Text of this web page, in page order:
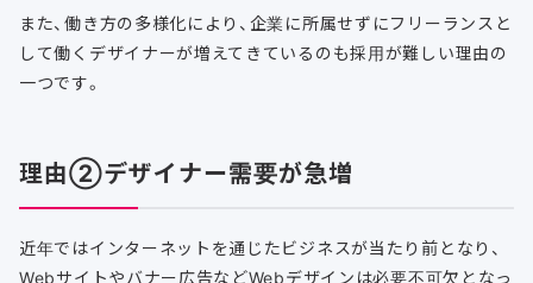
また、働き方の多様化により、企業に所属せずにフリーランスと
して働くデザイナーが増えてきているのも採用が難しい理由の
一つです。
理由②デザイナー需要が急増
近年ではインターネットを通じたビジネスが当たり前となり、
Webサイトやバナー広告などWebデザインは必要不可欠となっ